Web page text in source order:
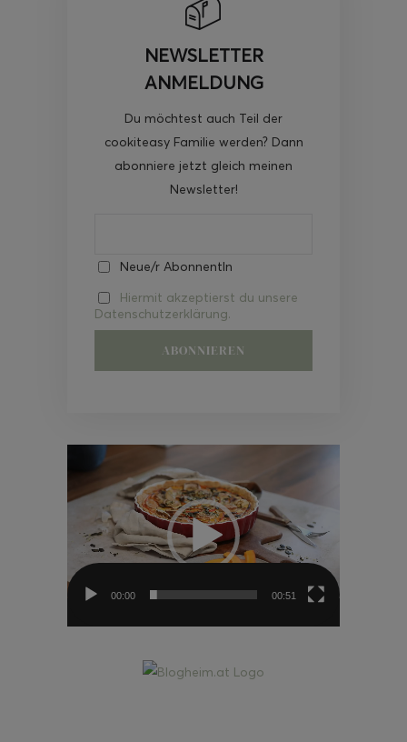
NEWSLETTER
ANMELDUNG
Du möchtest auch Teil der
cookiteasy Familie werden? Dann
abonniere jetzt gleich meinen
Newsletter!
Neue/r AbonnentIn
Hiermit akzeptierst du unsere
Datenschutzerklärung.
Video-
00:00 00:51